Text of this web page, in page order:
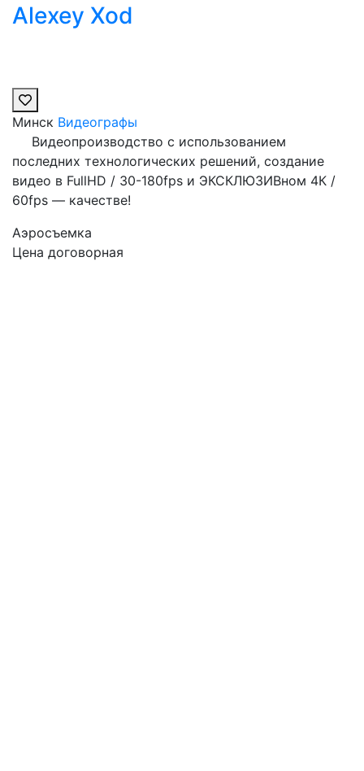
Alexey Xod
Минск Видеографы
⠀⠀Видеопроизводство с использованием
последних технологических решений, создание
видео в FullHD / 30-180fps и ЭКСКЛЮЗИВном 4К /
60fps — качестве!
Аэросъемка
Цена договорная